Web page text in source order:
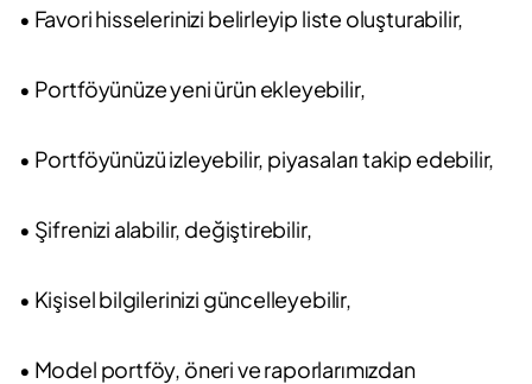
• Favori hisselerinizi belirleyip liste oluşturabilir,
• Portföyünüze yeni ürün ekleyebilir,
• Portföyünüzü izleyebilir, piyasaları takip edebilir,
• Şifrenizi alabilir, değiştirebilir,
• Kişisel bilgilerinizi güncelleyebilir,
• Model portföy, öneri ve raporlarımızdan